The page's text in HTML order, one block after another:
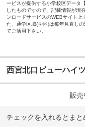
ービスが提供する小学校区データ
したものですので、記載情報が現
ンロードサービスのWEBサイト上
た、通学区域(学区)は毎年見直し
てご活用下さい。
西宮北口ビューハイ
販売
チェックを入れるとまと